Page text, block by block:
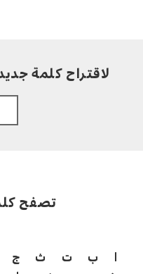
لاقتراح كلمة
تصفح
ا ب ت ث ج